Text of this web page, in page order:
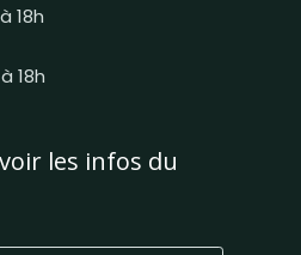
18h
18h
les infos du